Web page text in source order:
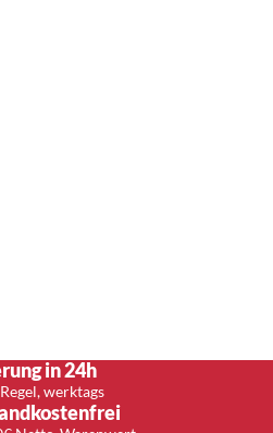
in 24h
werktags